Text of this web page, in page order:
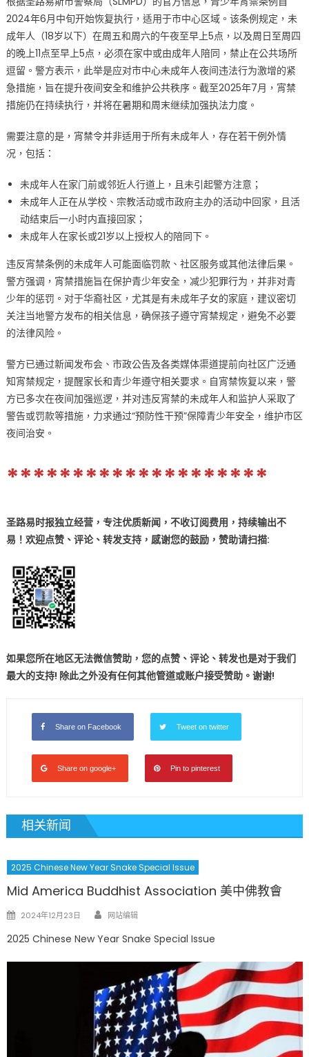
2024年6月中旬开始恢复执行，适用于市中心区域。该条例规定，未
成年人（18岁以下）在周五和周六的午夜至早上5点，以及周日至周四
的晚上11点至早上5点，必须在家中或由成年人陪同，禁止在公共场所
逗留。警方表示，此举是应对市中心未成年人夜间违法行为激增的紧
急措施，旨在提升夜间安全和维护公共秩序。截至2025年7月，宵禁
措施仍在持续执行，并将在暑期和周末继续加强执法力度。
需要注意的是，宵禁令并非适用于所有未成年人，存在若干例外情
况，包括：
未成年人在家门前或邻近人行道上，且未引起警方注意；
未成年人正在从学校、宗教活动或市政府主办的活动中回家，且活
动结束后一小时内直接回家；
未成年人在家长或21岁以上授权人的陪同下。
违反宵禁条例的未成年人可能面临罚款、社区服务或其他法律后果。
警方强调，宵禁措施旨在保护青少年安全，减少犯罪行为，并非对青
少年的惩罚。对于华裔社区，尤其是有未成年子女的家庭，建议密切
关注当地警方发布的相关信息，确保孩子遵守宵禁规定，避免不必要
的法律风险。
警方已通过新闻发布会、市政公告及各类媒体渠道提前向社区广泛通
知宵禁规定，提醒家长和青少年遵守相关要求。自宵禁恢复以来，警
方已多次在夜间加强巡逻，并对违反宵禁的未成年人和监护人采取了
警告或罚款等措施，力求通过“预防性干预”保障青少年安全，维护市区
夜间治安。
********************
圣路易时报独立经营，专注优质新闻，不收订阅费用，持续输出不
易！欢迎点赞、评论、转发支持，感谢您的鼓励， 赞助请扫描:
如果您所在地区无法微信赞助，您的点赞、评论、转发也是对于我们
最大的支持! 除此之外没有任何其他管道或账户接受赞助。谢谢!
Share on Facebook Tweet on twitter
Share on google+ Pin to pinterest
相关新闻
2025 Chinese New Year Snake Special Issue
Mid America Buddhist Association 美中佛教會
Posted
2024年12月23日 Author
网站编辑
2025 Chinese New Year Snake Special Issue